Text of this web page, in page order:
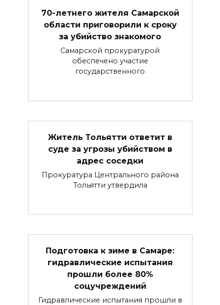
70-летнего жителя Самарской
области приговорили к сроку
за убийство знакомого
Самарской прокуратурой
обеспечено участие
государственного
Житель Тольятти ответит в
суде за угрозы убийством в
адрес соседки
Прокуратура Центрального района
Тольятти утвердила
Подготовка к зиме в Самаре:
гидравлические испытания
прошли более 80%
соцучреждений
Гидравлические испытания прошли в